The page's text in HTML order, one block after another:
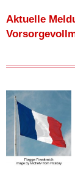
Aktuelle